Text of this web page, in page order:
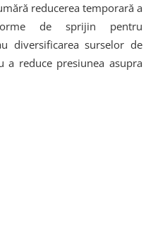
reducerea temporară a
de sprijin pentru
diversificarea surselor de
a reduce presiunea asupra